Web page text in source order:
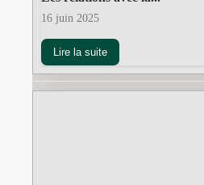
16 juin 2025
Lire la suite